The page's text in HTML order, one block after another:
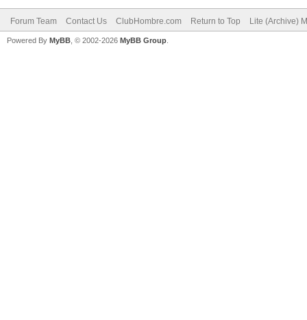
Forum Team Contact Us ClubHombre.com Return to Top Lite (Archive)
Powered By MyBB , © 2002-2026 MyBB Group